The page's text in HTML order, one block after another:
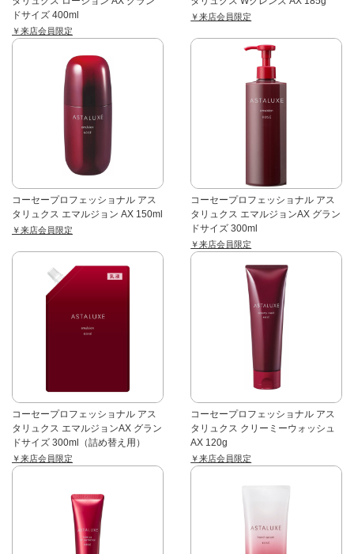
ドサイズ 400ml
￥来店会員限定
￥来店会員限定
コーセープロフェッショナル アス
タリュクス エマルジョン AX 150ml
￥来店会員限定
コーセープロフェッショナル アス
タリュクス エマルジョンAX グラン
ドサイズ 300ml
￥来店会員限定
コーセープロフェッショナル アス
タリュクス エマルジョンAX グラン
ドサイズ 300ml（詰め替え用）
￥来店会員限定
コーセープロフェッショナル アス
タリュクス クリーミーウォッシュ
AX 120g
￥来店会員限定